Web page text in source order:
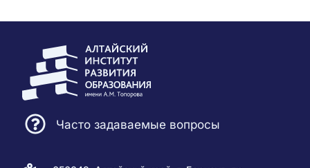
Часто задаваемые вопросы